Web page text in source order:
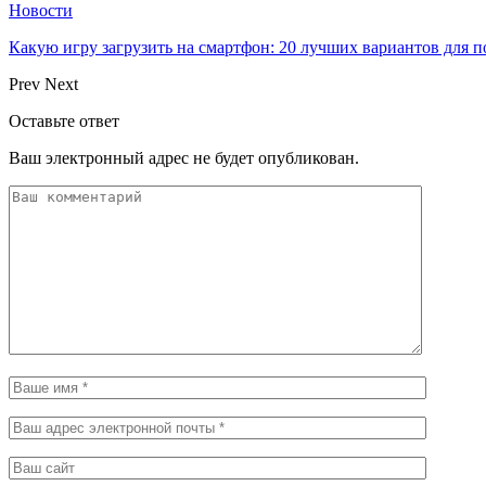
Новости
Какую игру загрузить на смартфон: 20 лучших вариантов для
Prev Next
Оставьте ответ
Ваш электронный адрес не будет опубликован.